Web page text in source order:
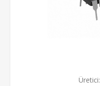
Üretici: